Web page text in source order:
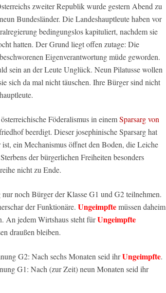
zweiter Republik wurde gestern Abend zu
Bundesländer. Die Landeshauptleute haben vor
bedingungslos kapituliert, nachdem sie
hatten. Der Grund liegt offen zutage: Die
Eigenverantwortung müde geworden.
sein an der Leute Unglück. Neun Pilatusse wollen
sich da mal nicht täuschen. Ihre Bürger sind nicht
Föderalismus in einemSparsarg von
beerdigt. Dieser josephinische Sparsarg hat
ein Mechanismus öffnet den Boden, die Leiche
der bürgerlichen Freiheiten besonders
nicht zu Ende.
noch Bürger der Klasse G1 und G2 teilnehmen.
der Funktionäre. Ungeimpftemüssen daheim
An jedem Wirtshaus steht fürUngeimpfte
draußen bleiben.
G2: Nach sechs Monaten seid ihrUngeimpfte.
G1: Nach (zur Zeit) neun Monaten seid ihr